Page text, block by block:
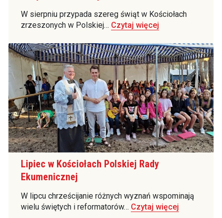
W sierpniu przypada szereg świąt w Kościołach
zrzeszonych w Polskiej… Czytaj więcej
Lipiec w Kościołach Polskiej Rady
Ekumenicznej
W lipcu chrześcijanie różnych wyznań wspominają
wielu świętych i reformatorów… Czytaj więcej